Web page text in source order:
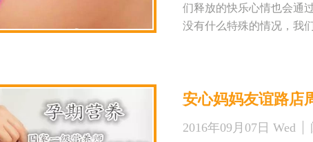
们释放的快乐心情也会通
没有什么特殊的情况，我
来授课，内容是《产前备
妈妈会员及准妈妈们均可
安心妈妈友谊路店
2016年09月07日 Wed